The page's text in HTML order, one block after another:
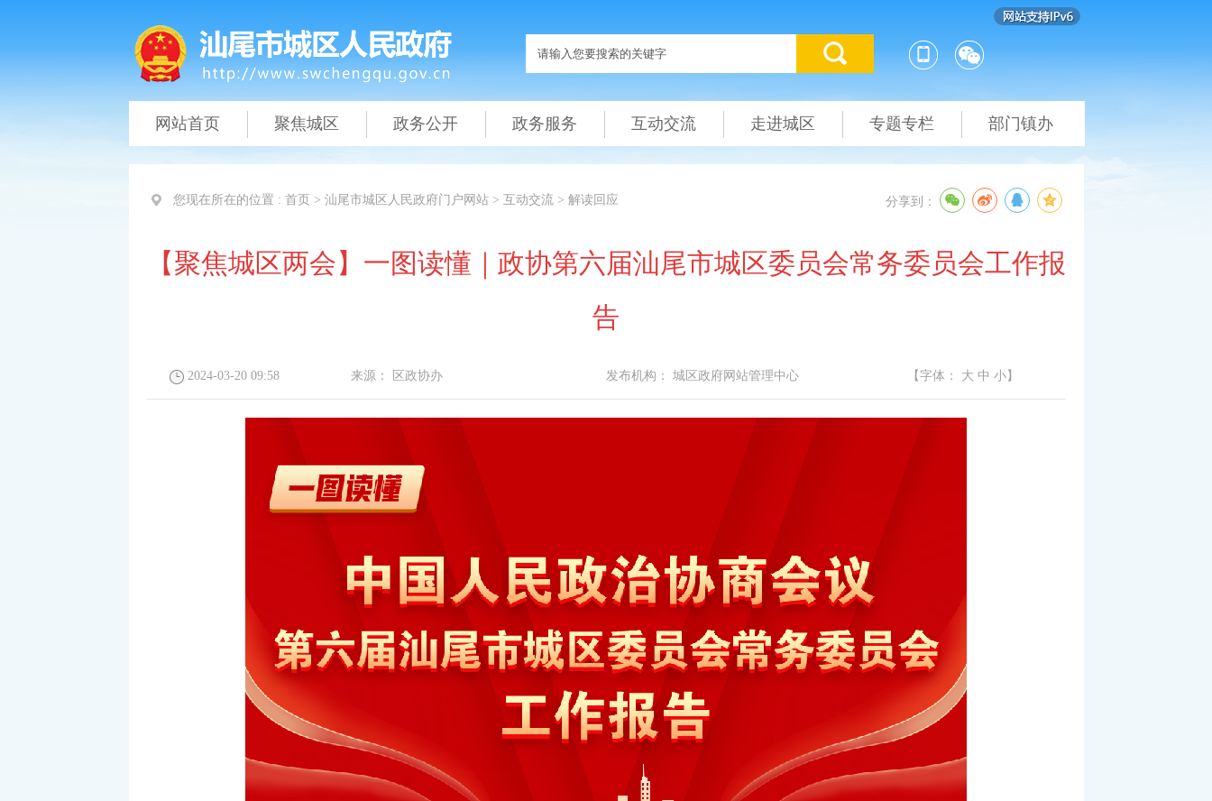
网站首页 聚焦城区 政务公开 政务服务 互动交流 走进城区 专题专栏 部门镇办
您现在所在的位置 : 首页 > 汕尾市城区人民政府门户网站> 互动交流> 解读回应 分享到：
【聚焦城区两会】一图读懂｜政协第六届汕尾市城区委员会常务委员会工作报
告
2024-03-20 09:58 来源： 区政协办 发布机构： 城区政府网站管理中心 【字体： 大 中 小 】